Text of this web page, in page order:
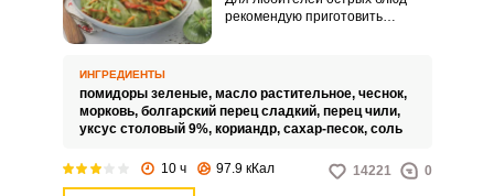
рекомендую приготовить
замечательным украшением
праздничного застолья и
разнообразит привычные
блюда.
ИНГРЕДИЕНТЫ
помидоры зеленые, масло растительное, чеснок,
морковь, болгарский перец сладкий, перец чили,
уксус столовый 9%, кориандр, сахар-песок, соль
10 ч 97.9 кКал 14221 0